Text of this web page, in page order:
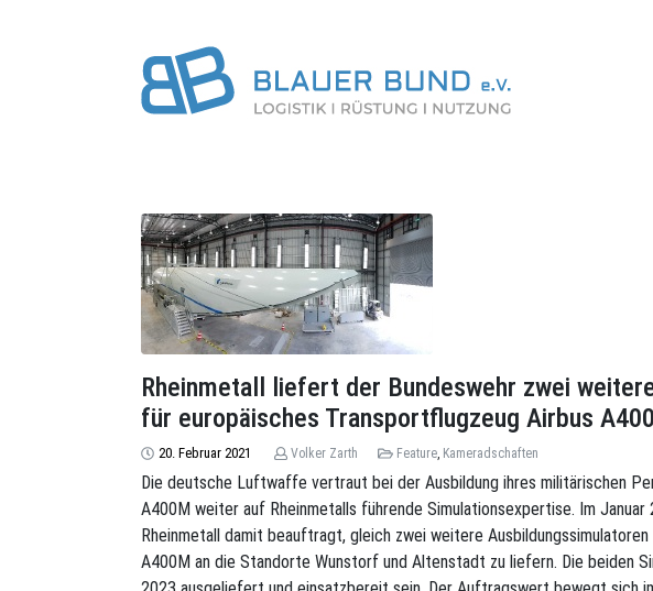
Rheinmetall liefert der Bundeswehr zwei
für europäisches Transportflugzeug Airbus
20. Februar 2021 Volker Zarth Feature, Kameradschaften
Die deutsche Luftwaffe vertraut bei der Ausbildung ihres militärischen
A400M weiter auf Rheinmetalls führende Simulationsexpertise. Im
Rheinmetall damit beauftragt, gleich zwei weitere
A400M an die Standorte Wunstorf und Altenstadt zu liefern. Die beiden